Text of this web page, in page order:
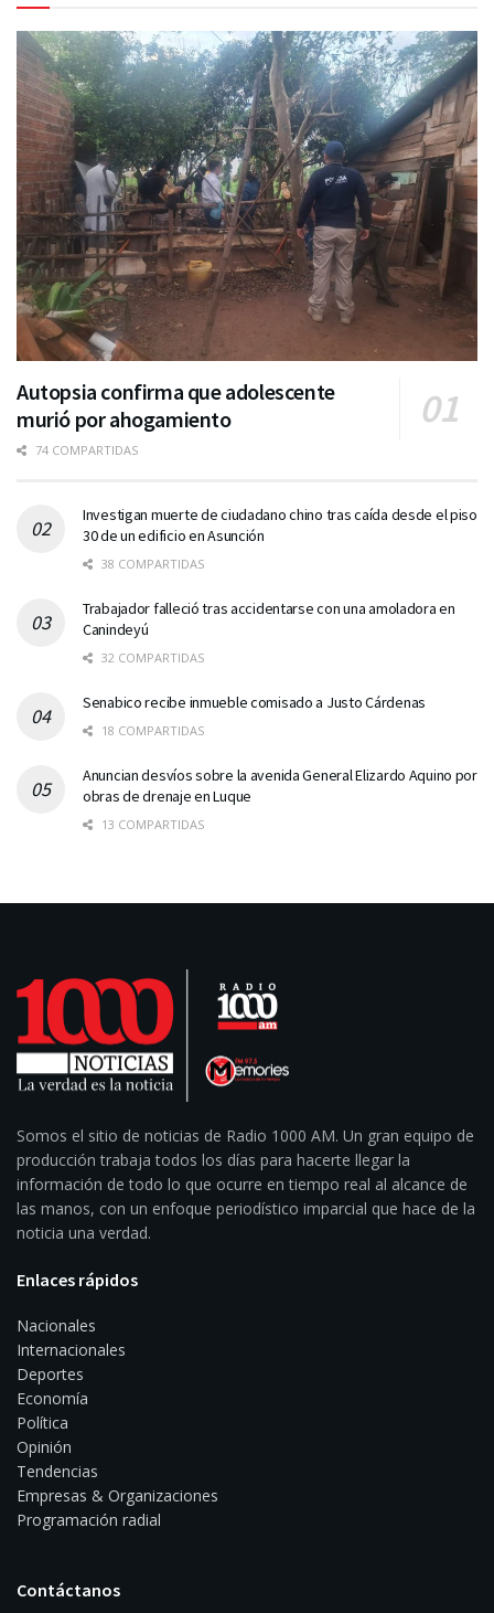
Autopsia confirma que adolescente
murió por ahogamiento
74 COMPARTIDAS
Investigan muerte de ciudadano chino tras caída desde el piso
30 de un edificio en Asunción
38 COMPARTIDAS
Trabajador falleció tras accidentarse con una amoladora en
Canindeyú
32 COMPARTIDAS
Senabico recibe inmueble comisado a Justo Cárdenas
18 COMPARTIDAS
Anuncian desvíos sobre la avenida General Elizardo Aquino por
obras de drenaje en Luque
13 COMPARTIDAS
Somos el sitio de noticias de Radio 1000 AM. Un gran equipo de
producción trabaja todos los días para hacerte llegar la
información de todo lo que ocurre en tiempo real al alcance de
las manos, con un enfoque periodístico imparcial que hace de la
noticia una verdad.
Enlaces rápidos
Nacionales
Internacionales
Deportes
Economía
Política
Opinión
Tendencias
Empresas & Organizaciones
Programación radial
Contáctanos